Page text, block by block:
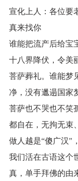
宣化上人：各位要
真来找你
谁能把流产后给宝
十八界降伏，令美
菩萨葬礼。谁能梦
净，没有邋遢国家
菩萨也不哭也不笑
都自在，无拘无束
做人越是“傻广汉"
我们活在古语这个
真，单手拜佛的由